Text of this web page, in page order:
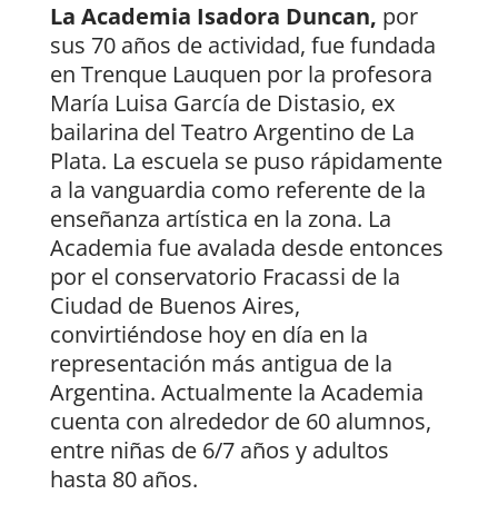
La Academia Isadora Duncan, por
sus 70 años de actividad, fue fundada
en Trenque Lauquen por la profesora
María Luisa García de Distasio, ex
bailarina del Teatro Argentino de La
Plata. La escuela se puso rápidamente
a la vanguardia como referente de la
enseñanza artística en la zona. La
Academia fue avalada desde entonces
por el conservatorio Fracassi de la
Ciudad de Buenos Aires,
convirtiéndose hoy en día en la
representación más antigua de la
Argentina. Actualmente la Academia
cuenta con alrededor de 60 alumnos,
entre niñas de 6/7 años y adultos
hasta 80 años.